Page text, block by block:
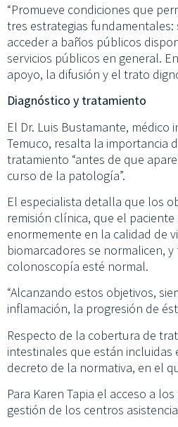
“Promueve condiciones que
tres estrategias
acceder a baños públicos
servicios públicos en general.
apoyo, la difusión y el trato
Diagnóstico y tratamiento
El Dr. Luis Bustamante,
Temuco, resalta la importancia
tratamiento “antes de que
curso de la patología”.
El especialista detalla que los
remisión clínica, que el
enormemente en la calidad de
biomarcadores se normalicen,
colonoscopía esté normal.
“Alcanzando estos objetivos,
inflamación, la progresión de
Respecto de la cobertura de
intestinales que están incluidas
decreto de la normativa, en el
Para Karen Tapia el acceso a
gestión de los centros